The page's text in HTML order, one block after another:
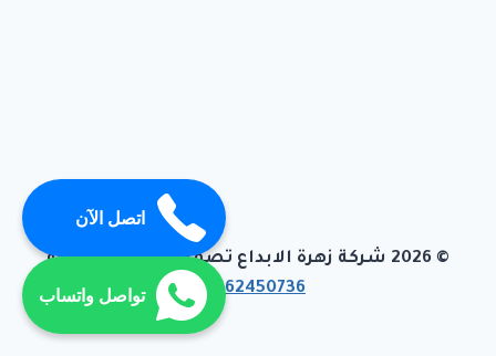
© 2026 شركة زهرة الابداع تصميم وبرمجة تيفاجو
01062450736
اتصل الآن
تواصل واتساب